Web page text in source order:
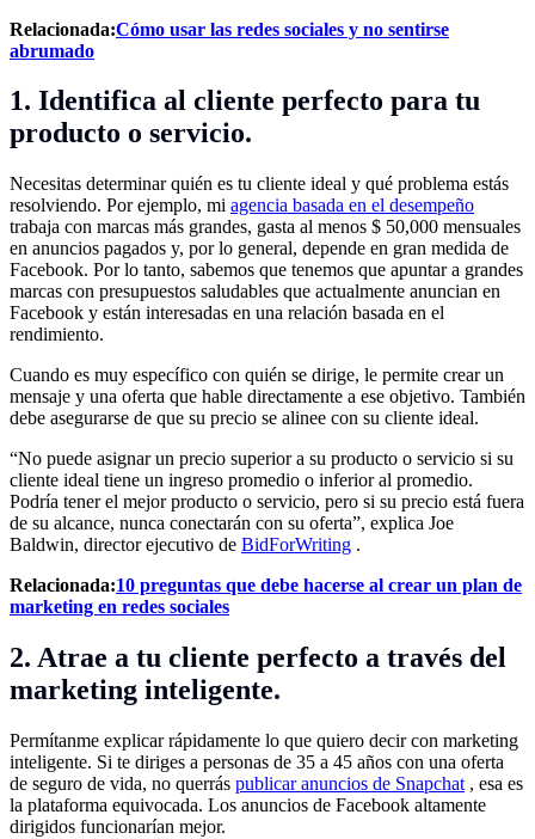
Relacionada:Cómo usar las redes sociales y no sentirse
abrumado
1. Identifica al cliente perfecto para tu
producto o servicio.
Necesitas determinar quién es tu cliente ideal y qué problema estás
resolviendo. Por ejemplo, mi agencia basada en el desempeño
trabaja con marcas más grandes, gasta al menos $ 50,000 mensuales
en anuncios pagados y, por lo general, depende en gran medida de
Facebook. Por lo tanto, sabemos que tenemos que apuntar a grandes
marcas con presupuestos saludables que actualmente anuncian en
Facebook y están interesadas en una relación basada en el
rendimiento.
Cuando es muy específico con quién se dirige, le permite crear un
mensaje y una oferta que hable directamente a ese objetivo. También
debe asegurarse de que su precio se alinee con su cliente ideal.
“No puede asignar un precio superior a su producto o servicio si su
cliente ideal tiene un ingreso promedio o inferior al promedio.
Podría tener el mejor producto o servicio, pero si su precio está fuera
de su alcance, nunca conectarán con su oferta”, explica Joe
Baldwin, director ejecutivo de BidForWriting .
Relacionada:10 preguntas que debe hacerse al crear un plan de
marketing en redes sociales
2. Atrae a tu cliente perfecto a través del
marketing inteligente.
Permítanme explicar rápidamente lo que quiero decir con marketing
inteligente. Si te diriges a personas de 35 a 45 años con una oferta
de seguro de vida, no querrás publicar anuncios de Snapchat , esa es
la plataforma equivocada. Los anuncios de Facebook altamente
dirigidos funcionarían mejor.